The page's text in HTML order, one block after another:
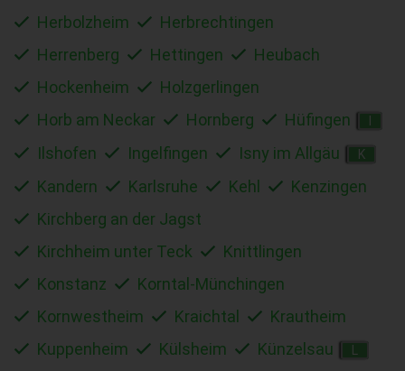
Herbolzheim
Herbrechtingen
Herrenberg
Hettingen
Heubach
Hockenheim
Holzgerlingen
Horb am Neckar
Hornberg Hüfingen
Ilshofen Ingelfingen Isny im Allgäu K
Kandern Karlsruhe Kehl
Kenzingen
Kirchberg an der Jagst
Kirchheim unter Teck
Knittlingen
Konstanz
Korntal-Münchingen
Kornwestheim
Kraichtal
Krautheim
Kuppenheim
Külsheim Künzelsau